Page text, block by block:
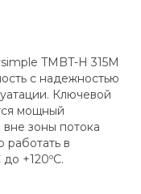
TMBT-H 315M
с надежностью
Ключевой
мощный
зоны потока
работать в
+120ºC.